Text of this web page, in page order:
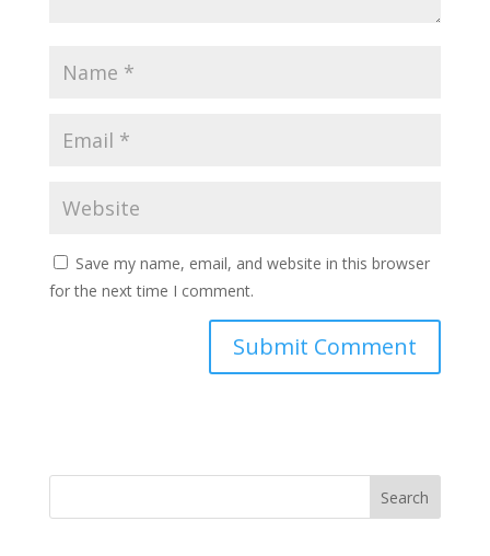
Save my name, email, and website in this browser
for the next time I comment.